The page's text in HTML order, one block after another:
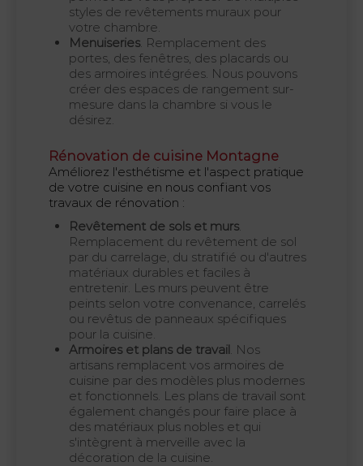
styles de revêtements muraux pour
votre chambre.
Menuiseries. Remplacement des
portes, des fenêtres, des placards ou
des armoires intégrées. Nous pouvons
créer des espaces de rangement sur-
mesure dans la chambre si vous le
désirez.
Rénovation de cuisine Montagne
Améliorez l'esthétisme et l'aspect pratique
de votre cuisine en nous confiant vos
travaux de rénovation :
Revêtement de sols et murs.
Remplacement du revêtement de sol
par du carrelage, du stratifié ou d'autres
matériaux durables et faciles à
entretenir. Les murs peuvent être
peints selon votre convenance, carrelés
ou revêtus de panneaux spécifiques
pour la cuisine.
Armoires et plans de travail. Nos
artisans remplacent vos armoires de
cuisine par des modèles plus modernes
et fonctionnels. Les plans de travail sont
également changés pour faire place à
des matériaux plus nobles et qui
s'intègrent à merveille avec la
décoration de la cuisine.